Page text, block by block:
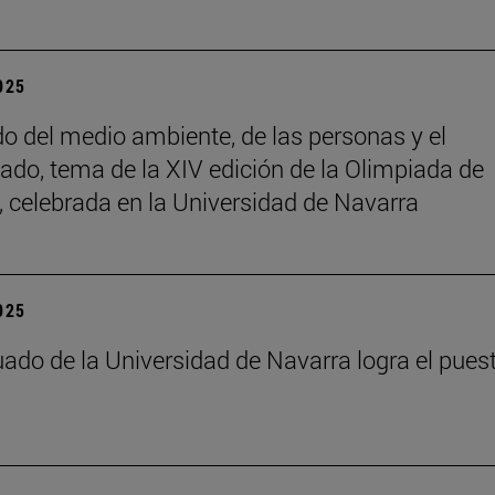
del medio ambiente, de las personas y el
tema de la XIV edición de la Olimpiada de
celebrada en la Universidad de Navarra
de la Universidad de Navarra logra el